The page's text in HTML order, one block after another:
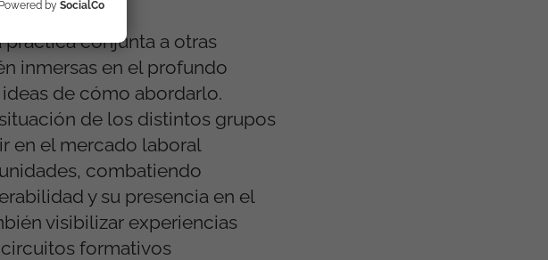
conjunta a otras
inmersas en el profundo
de cómo abordarlo.
de los distintos grupos
en el mercado laboral
combatiendo
y su presencia en el
visibilizar experiencias
formativos
Powered by SocialCo